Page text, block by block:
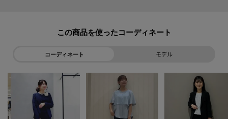
・ポケット数：横×2 後ろ×2
・ウエスト後ろゴム
※この製品は、太陽光線中の紫外線（UV）を通しにくくします。この効果は
永久的ではありません。
この商品を使った
コーディネート モデル